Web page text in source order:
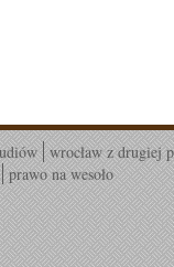
wrocław z drugiej
prawo na wesoło